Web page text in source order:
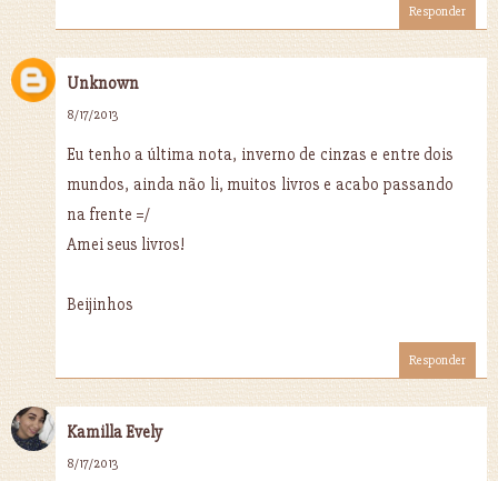
Responder
Unknown
8/17/2013
Eu tenho a última nota, inverno de cinzas e entre dois
mundos, ainda não li, muitos livros e acabo passando
na frente =/
Amei seus livros!
Beijinhos
Responder
Kamilla Evely
8/17/2013